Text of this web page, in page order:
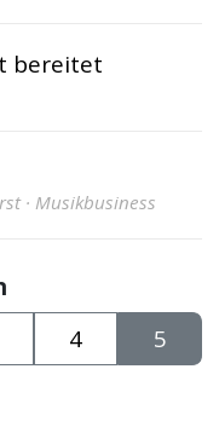
bereitet
· Musikbusiness
4 5